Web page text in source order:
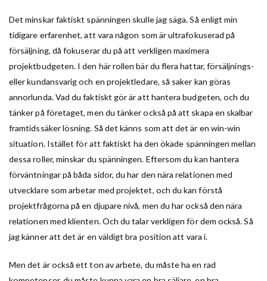
Det minskar faktiskt spänningen skulle jag säga. Så enligt min
tidigare erfarenhet, att vara någon som är ultrafokuserad på
försäljning, då fokuserar du på att verkligen maximera
projektbudgeten. I den här rollen bär du flera hattar, försäljnings-
eller kundansvarig och en projektledare, så saker kan göras
annorlunda. Vad du faktiskt gör är att hantera budgeten, och du
tänker på företaget, men du tänker också på att skapa en skalbar
framtidssäker lösning. Så det känns som att det är en win-win
situation. Istället för att faktiskt ha den ökade spänningen mellan
dessa roller, minskar du spänningen. Eftersom du kan hantera
förväntningar på båda sidor, du har den nära relationen med
utvecklare som arbetar med projektet, och du kan förstå
projektfrågorna på en djupare nivå, men du har också den nära
relationen med klienten. Och du talar verkligen för dem också. Så
jag känner att det är en väldigt bra position att vara i.
Men det är också ett ton av arbete, du måste ha en rad